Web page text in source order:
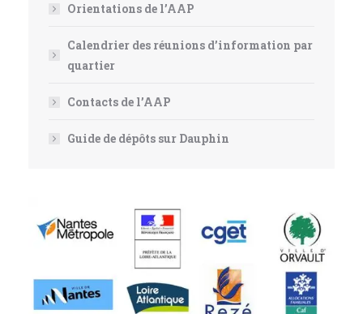
Orientations de l’AAP
Calendrier des réunions d’information par
quartier
Contacts de l’AAP
Guide de dépôts sur Dauphin